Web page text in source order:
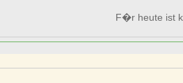
F�r heute ist